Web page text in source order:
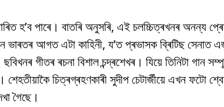
হ’ব পাৰে। বাতৰি অনুসৰি, এই চলচ্চিত্ৰখনৰ অনন্য
ভাৰতৰ আগত এটা কাহিনী, য’ত প্ৰভাসক ব্ৰিটিছ সেনাত
গীতৰ ৰচনা বিশাল চন্দ্ৰশেখৰ। যিয়ে তিনিটা গান
চিত্ৰগ্ৰহণকাৰী সুদীপ চেটাৰ্জীয়ে এখন ফটো
গৈছে।